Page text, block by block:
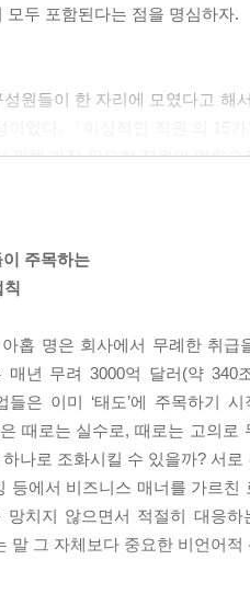
모두 포함된다는 점을 명심하자.
원들이 한 자리에 모였다고 해
위해 가장 필요한 직원의 역량으
신이 떠난 뒤에도 오랫동안 자
당신을 두고 하는 말입니다.”
존중하고 친절하게 대하며 늘
버려라. 칭찬과 격려, 축하, 사
풀 줄 알아야 한다. 긍정적인 직
는 단순한 업무 성과를 뛰어넘
중심이 단단히 잡힌 태도로 일
주목하는
홉 명은 회사에서 무례한 취
매년 무려 3000억 달러(약
들은 이미 ‘태도’에 주목하기
때로는 실수로, 때로는 고의
나로 조화시킬 수 있을까? 서
등에서 비즈니스 매너를 가르
망치지 않으면서 적절히 대응
말 그 자체보다 중요한 비언어